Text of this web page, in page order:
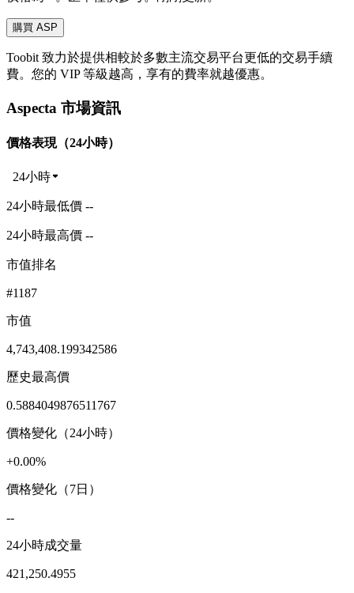
購買 ASP
Toobit 致力於提供相較於多數主流交易平台更低的交易手續
費。您的 VIP 等級越高，享有的費率就越優惠。
Aspecta 市場資訊
價格表現（24小時）
24小時
24小時最低價 --
24小時最高價 --
市值排名
#1187
市值
4,743,408.199342586
歷史最高價
0.5884049876511767
價格變化（24小時）
+0.00%
價格變化（7日）
--
24小時成交量
421,250.4955